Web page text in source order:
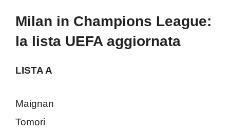
Milan in Champions League:
la lista UEFA aggiornata
LISTA A
Maignan
Tomori